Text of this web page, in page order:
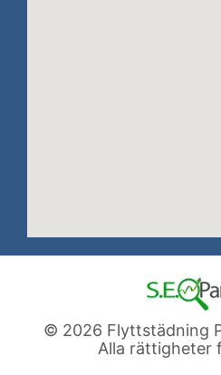
© 2026 Flyttstädning
Alla rättigheter